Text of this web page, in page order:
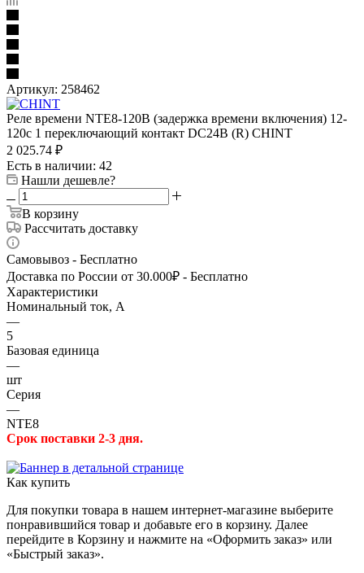
Артикул: 258462
Реле времени NTE8-120B (задержка времени включения) 12-
120с 1 переключающий контакт DC24В (R) CHINT
2 025.74 ₽
Есть в наличии: 42
Нашли дешевле?
В корзину
Рассчитать доставку
Самовывоз - Бесплатно
Доставка по России от 30.000₽ - Бесплатно
Характеристики
Номинальный ток, А
—
5
Базовая единица
—
шт
Серия
—
NTE8
Срок поставки 2-3 дня.
Как купить
Для покупки товара в нашем интернет-магазине выберите
понравившийся товар и добавьте его в корзину. Далее
перейдите в Корзину и нажмите на «Оформить заказ» или
«Быстрый заказ».